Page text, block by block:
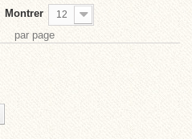
Montrer 12
par page